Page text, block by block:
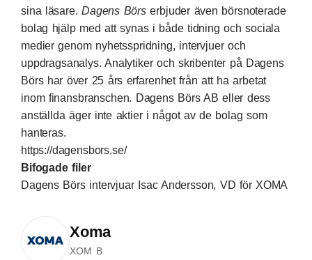
sina läsare.Dagens Börserbjuder även börsnoterade
bolag hjälp med att synas i både tidning och sociala
medier genom nyhetsspridning, intervjuer och
uppdragsanalys. Analytiker och skribenter på Dagens
Börs har över 25 års erfarenhet från att ha arbetat
inom finansbranschen. Dagens Börs AB eller dess
anställda äger inte aktier i något av de bolag som
hanteras.
https://dagensbors.se/
Bifogade filer
Dagens Börs intervjuar Isac Andersson, VD för XOMA
Xoma
XOM B